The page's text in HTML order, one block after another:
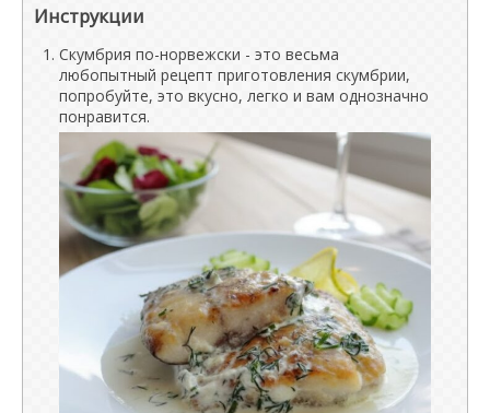
Инструкции
Скумбрия по-норвежски - это весьма
любопытный рецепт приготовления скумбрии,
попробуйте, это вкусно, легко и вам однозначно
понравится.